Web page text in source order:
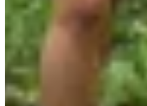
km
Correr